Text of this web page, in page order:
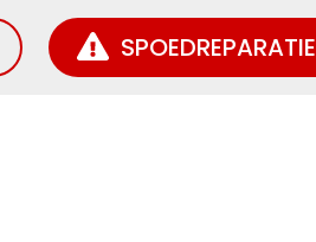
SPOEDREPARATIE